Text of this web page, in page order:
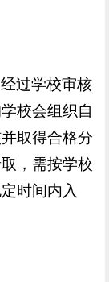
过学校审核
校会组织自
取得合格分
，需按学校
时间内入